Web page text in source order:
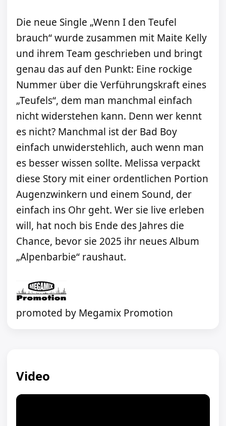
Die neue Single „Wenn I den Teufel
brauch“ wurde zusammen mit Maite Kelly
und ihrem Team geschrieben und bringt
genau das auf den Punkt: Eine rockige
Nummer über die Verführungskraft eines
„Teufels“, dem man manchmal einfach
nicht widerstehen kann. Denn wer kennt
es nicht? Manchmal ist der Bad Boy
einfach unwiderstehlich, auch wenn man
es besser wissen sollte. Melissa verpackt
diese Story mit einer ordentlichen Portion
Augenzwinkern und einem Sound, der
einfach ins Ohr geht. Wer sie live erleben
will, hat noch bis Ende des Jahres die
Chance, bevor sie 2025 ihr neues Album
„Alpenbarbie“ raushaut.
promoted by Megamix Promotion
Video